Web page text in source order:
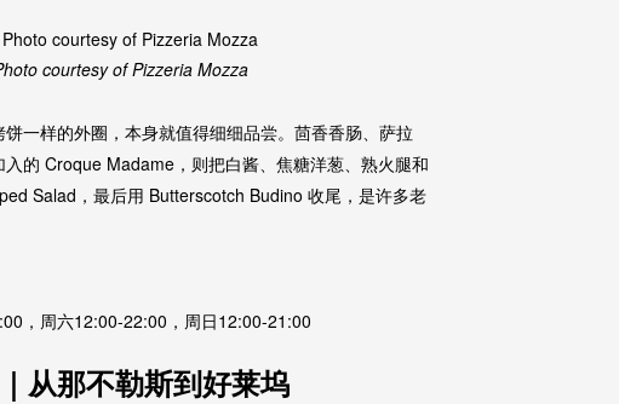
courtesy of Pizzeria Mozza
一样的外圈，本身就值得细细品尝。茴香香肠、萨拉
的 Croque Madame，则把白酱、焦糖洋葱、熟火腿和
Salad，最后用 Butterscotch Budino 收尾，是许多老
，周六12:00-22:00，周日12:00-21:00
从那不勒斯到好莱坞